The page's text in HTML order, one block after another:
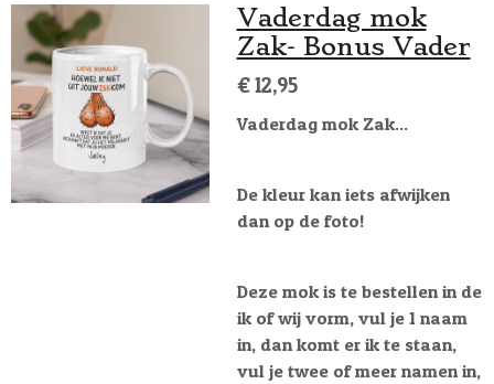
Vaderdag mok
Zak- Bonus Vader
€ 12,95
Vaderdag mok Zak...
De kleur kan iets afwijken
dan op de foto!
Deze mok is te bestellen in de
ik of wij vorm, vul je 1 naam
in, dan komt er ik te staan,
vul je twee of meer namen in,